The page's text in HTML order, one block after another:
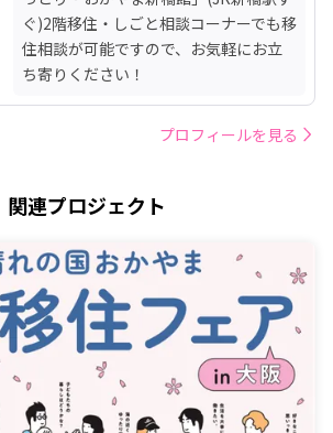
ぐ)2階移住・しごと相談コーナーでも移
住相談が可能ですので、お気軽にお立
ち寄りください！
プロフィールを見る
関連プロジェクト